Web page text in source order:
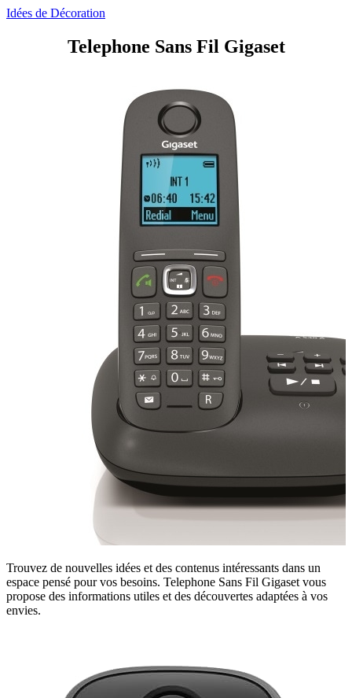
Idées de Décoration
Telephone Sans Fil Gigaset
Trouvez de nouvelles idées et des contenus intéressants dans un
espace pensé pour vos besoins. Telephone Sans Fil Gigaset vous
propose des informations utiles et des découvertes adaptées à vos
envies.